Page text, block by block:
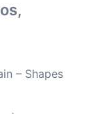
– Shapes